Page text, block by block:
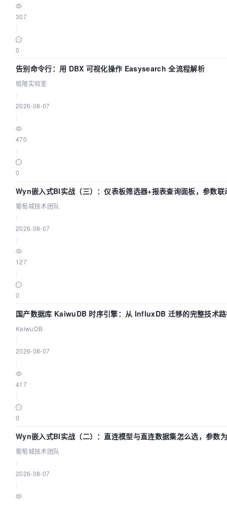
307
0
告别命令行：用 DBX 可视化操作 Easysearch 全流程解析
极限实验室
2026-08-07
470
0
Wyn嵌入式BI实战（三）：仪表板筛选器+报表查询面板，参数联
葡萄城技术团队
2026-08-07
127
0
国产数据库 KaiwuDB 时序引擎：从 InfluxDB 迁移的完整技术
KaiwuDB
2026-08-07
417
0
Wyn嵌入式BI实战（二）：直连模型与直连数据集怎么选，参数
葡萄城技术团队
2026-08-07